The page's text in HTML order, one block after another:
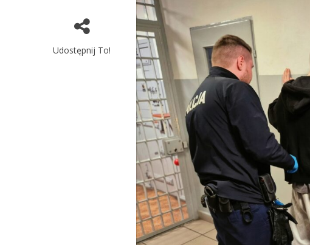
Udostępnij To!